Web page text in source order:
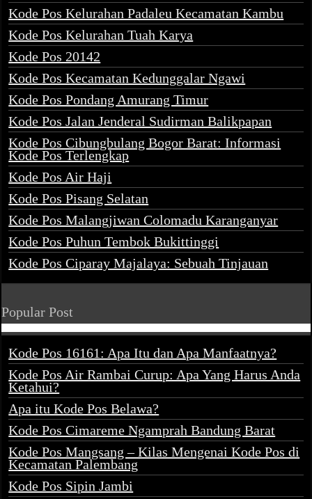
Kode Pos Kelurahan Padaleu Kecamatan Kambu
Kode Pos Kelurahan Tuah Karya
Kode Pos 20142
Kode Pos Kecamatan Kedunggalar Ngawi
Kode Pos Pondang Amurang Timur
Kode Pos Jalan Jenderal Sudirman Balikpapan
Kode Pos Cibungbulang Bogor Barat: Informasi
Kode Pos Terlengkap
Kode Pos Air Haji
Kode Pos Pisang Selatan
Kode Pos Malangjiwan Colomadu Karanganyar
Kode Pos Puhun Tembok Bukittinggi
Kode Pos Ciparay Majalaya: Sebuah Tinjauan
Popular Post
Kode Pos 16161: Apa Itu dan Apa Manfaatnya?
Kode Pos Air Rambai Curup: Apa Yang Harus Anda
Ketahui?
Apa itu Kode Pos Belawa?
Kode Pos Cimareme Ngamprah Bandung Barat
Kode Pos Mangsang – Kilas Mengenai Kode Pos di
Kecamatan Palembang
Kode Pos Sipin Jambi